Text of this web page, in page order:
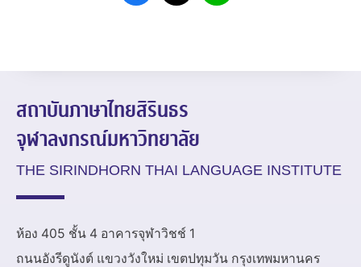
สถาบันภาษาไทยสิรินธร
จุฬาลงกรณ์มหาวิทยาลัย
THE SIRINDHORN THAI LANGUAGE INSTITUTE
ห้อง 405 ชั้น 4 อาคารจุฬาวิชช์ 1
ถนนอังรีดูนังต์ แขวงวังใหม่ เขตปทุมวัน กรุงเทพมหานคร